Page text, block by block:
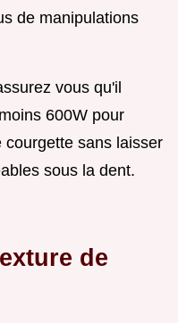
de manipulations
vous qu'il
600W pour
courgette sans laisser
sous la dent.
de